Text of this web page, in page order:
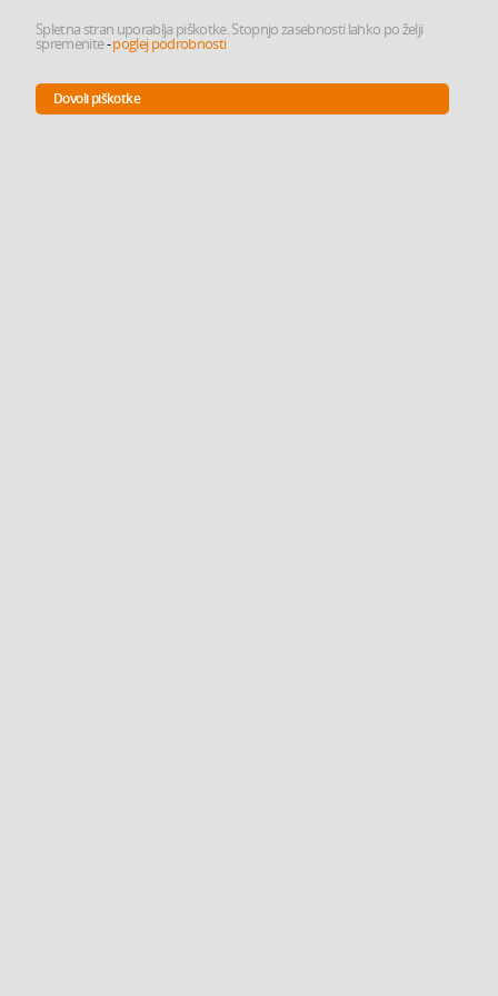
Spletna stran uporablja piškotke. Stopnjo zasebnosti lahko po želji
spremenite-poglej podrobnosti
Dovoli piškotke